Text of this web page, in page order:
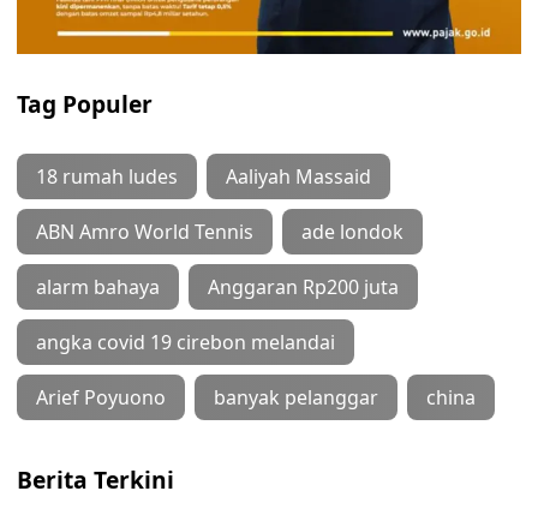
Tag Populer
18 rumah ludes Aaliyah Massaid
ABN Amro World Tennis ade londok
alarm bahaya Anggaran Rp200 juta
angka covid 19 cirebon melandai
Arief Poyuono banyak pelanggar china
Berita Terkini